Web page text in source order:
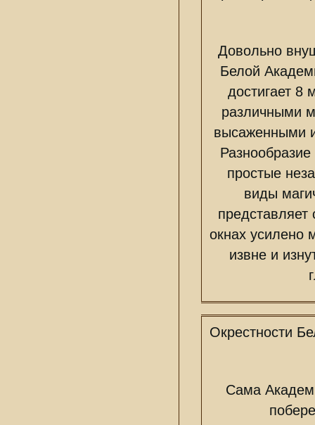
Довольно
Белой
достигает 8
различными
высаженными
простые
виды
окнах усилено
извне и
Окрестности
Сама